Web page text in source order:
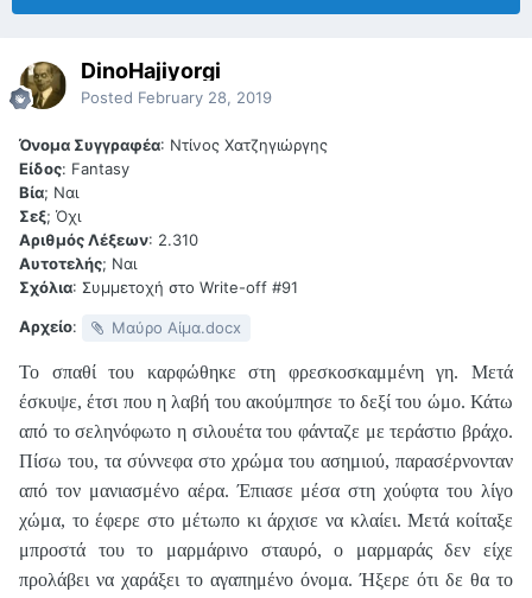
DinoHajiyorgi
Posted February 28, 2019
Όνομα Συγγραφέα: Ντίνος Χατζηγιώργης
Είδος: Fantasy
Βία; Ναι
Σεξ; Όχι
Αριθμός Λέξεων: 2.310
Αυτοτελής; Ναι
Σχόλια: Συμμετοχή στο Write-off #91
Αρχείο: Μαύρο Αίμα.docx
Το σπαθί του καρφώθηκε στη φρεσκοσκαμμένη γη. Μετά
έσκυψε, έτσι που η λαβή του ακούμπησε το δεξί του ώμο. Κάτω
από το σεληνόφωτο η σιλουέτα του φάνταζε με τεράστιο βράχο.
Πίσω του, τα σύννεφα στο χρώμα του ασημιού, παρασέρνονταν
από τον μανιασμένο αέρα. Έπιασε μέσα στη χούφτα του λίγο
χώμα, το έφερε στο μέτωπο κι άρχισε να κλαίει. Μετά κοίταξε
μπροστά του το μαρμάρινο σταυρό, ο μαρμαράς δεν είχε
προλάβει να χαράξει το αγαπημένο όνομα. Ήξερε ότι δε θα το